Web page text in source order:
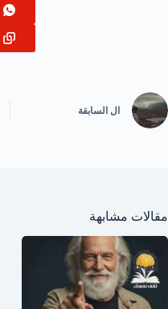
ال السابقة
مقالات مشابهة